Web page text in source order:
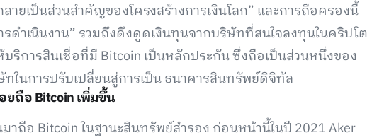
ลายเป็นส่วนสำคัญของโครงสร้างการเงินโลก” และการถือครองนี้
ดำเนินงาน” รวมถึงดึงดูดเงินทุนจากบริษัทที่สนใจลงทุนในคริปโต
ริการสินเชื่อที่มี Bitcoin เป็นหลักประกัน ซึ่งถือเป็นส่วนหนึ่งของ
ในการปรับเปลี่ยนสู่การเป็น ธนาคารสินทรัพย์ดิจิทัล
ถือ Bitcoin เพิ่มขึ้น
าถือ Bitcoin ในฐานะสินทรัพย์สำรอง ก่อนหน้านี้ในปี 2021 Aker